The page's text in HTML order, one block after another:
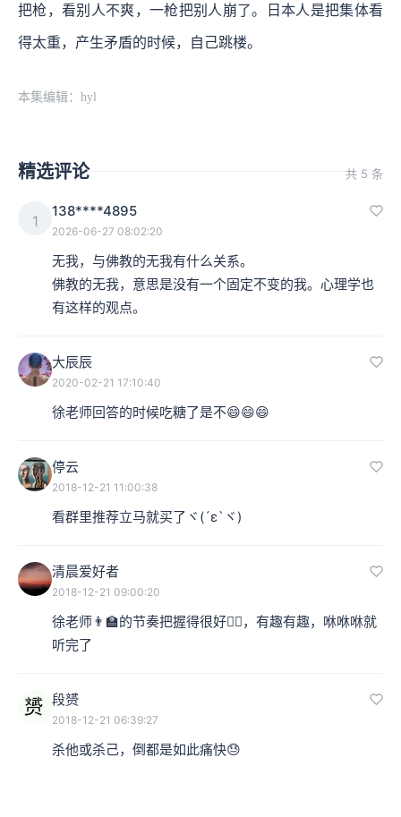
把枪，看别人不爽，一枪把别人崩了。日本人是把集体看
得太重，产生矛盾的时候，自己跳楼。
本集编辑：hyl
精选评论 共 5 条
1
138****4895
2026-06-27 08:02:20
无我，与佛教的无我有什么关系。
佛教的无我，意思是没有一个固定不变的我。心理学也
有这样的观点。
大辰辰
2020-02-21 17:10:40
徐老师回答的时候吃糖了是不😄😄😄
停云
2018-12-21 11:00:38
看群里推荐立马就买了ヾ(´ε`ヾ)
清晨爱好者
2018-12-21 09:00:20
徐老师👨‍🏫的节奏把握得很好👍🏿，有趣有趣，咻咻咻就
听完了
段赟
2018-12-21 06:39:27
杀他或杀己，倒都是如此痛快😓